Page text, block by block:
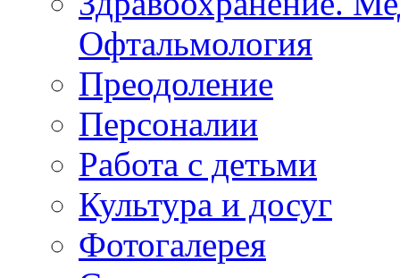
Офтальмология
Преодоление
Персоналии
Работа с детьми
Культура и досуг
Фотогалерея